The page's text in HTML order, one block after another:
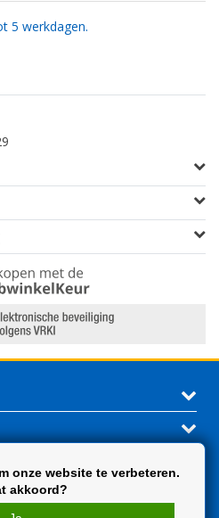
5 werkdagen.
onze website te verbeteren.
akkoord?